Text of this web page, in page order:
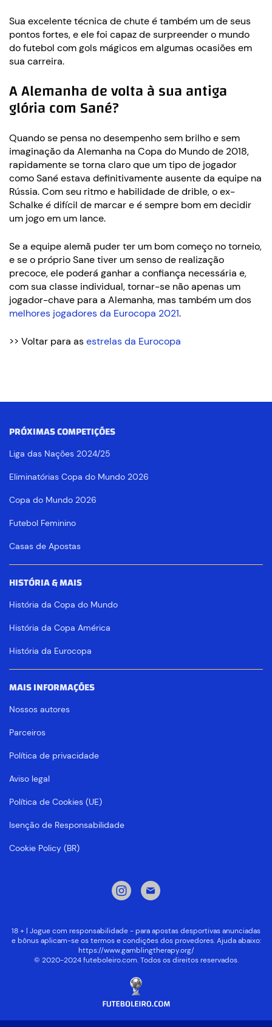
Sua excelente técnica de chute é também um de seus
pontos fortes, e ele foi capaz de surpreender o mundo
do futebol com gols mágicos em algumas ocasiões em
sua carreira.
A Alemanha de volta à sua antiga
glória com Sané?
Quando se pensa no desempenho sem brilho e sem
imaginação da Alemanha na Copa do Mundo de 2018,
rapidamente se torna claro que um tipo de jogador
como Sané estava definitivamente ausente da equipe na
Rússia. Com seu ritmo e habilidade de drible, o ex-
Schalke é difícil de marcar e é sempre bom em decidir
um jogo em um lance.
Se a equipe alemã puder ter um bom começo no torneio,
e se o próprio Sane tiver um senso de realização
precoce, ele poderá ganhar a confiança necessária e,
com sua classe individual, tornar-se não apenas um
jogador-chave para a Alemanha, mas também um dos
melhores jogadores da Eurocopa 2021.
>> Voltar para asestrelas da Eurocopa
PRÓXIMAS COMPETIÇÕES
Liga das Nações 2024/25
Eliminatórias Copa do Mundo 2026
Copa do Mundo 2026
Futebol Feminino
Casas de Apostas
HISTÓRIA & MAIS
História da Copa do Mundo
História da Copa América
História da Eurocopa
MAIS INFORMAÇÕES
Nossos autores
Parceiros
Política de privacidade
Aviso legal
Política de Cookies (UE)
Isenção de Responsabilidade
Cookie Policy (BR)
18 + | Jogue com responsabilidade - para apostas desportivas anunciadas
e bônus aplicam-se os termos e condições dos provedores. Ajuda abaixo:
https://www.gamblingtherapy.org/
© 2020-2024 futeboleiro.com. Todos os direitos reservados.